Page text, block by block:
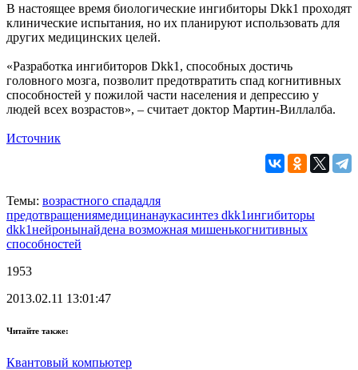
В настоящее время биологические ингибиторы Dkk1 проходят
клинические испытания, но их планируют использовать для
других медицинских целей.
«Разработка ингибиторов Dkk1, способных достичь
головного мозга, позволит предотвратить спад когнитивных
способностей у пожилой части населения и депрессию у
людей всех возрастов», – считает доктор Мартин-Виллалба.
Источник
Темы: возрастного спададля
предотвращениямедицинанаукасинтез dkk1ингибиторы
dkk1нейронынайдена возможная мишенькогнитивных
способностей
1953
2013.02.11 13:01:47
Читайте также:
Квантовый компьютер